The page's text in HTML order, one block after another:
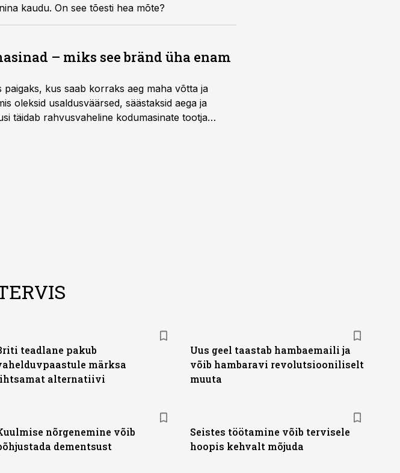
kaudu. On see tõesti hea mõte?
– miks see bränd üha enam
kus saab korraks aeg maha võtta ja
oleksid usaldusväärsed, säästaksid aega ja
täidab rahvusvaheline kodumasinate tootja
teadlane pakub
märksa
alternatiivi
Uus geel taastab hambaemaili ja
võib hambaravi revolutsiooniliselt
muuta
nõrgenemine võib
dementsust
Seistes töötamine võib tervisele
hoopis kehvalt mõjuda